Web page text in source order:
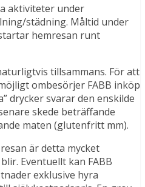
aktiviteter under
städning. Måltid under
hemresan runt
tillsammans. För att
ombesörjer FABB inköp
drycker svarar den enskilde
skede beträffande
maten (glutenfritt mm).
är detta mycket
Eventuellt kan FABB
exklusive hyra